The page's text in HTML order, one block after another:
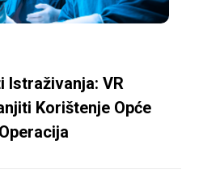
Istraživanja: VR
Korištenje Opće